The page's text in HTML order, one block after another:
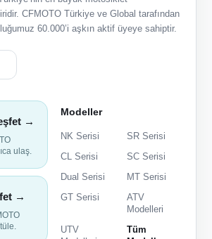
CFMOTO Türkiye ve Global tarafından
60.000’i aşkın aktif üyeye sahiptir.
→
ulaş.
→
Modeller
NK Serisi
SR Serisi
CL Serisi
SC Serisi
Dual Serisi
MT Serisi
GT Serisi
ATV
Modelleri
UTV
Tüm